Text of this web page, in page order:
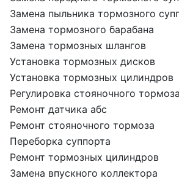
Замена пыльника тормозного
Замена тормозного барабана
Замена тормозных шлангов
Установка тормозных дисков
Установка тормозных цилиндров
Регулировка стояночного тормоза
Ремонт датчика абс
Ремонт стояночного тормоза
Переборка суппорта
Ремонт тормозных цилиндров
Замена впускного коллектора